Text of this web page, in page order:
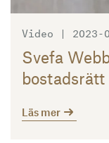
Video | 2023-
Svefa
bostadsrätt
Läs mer